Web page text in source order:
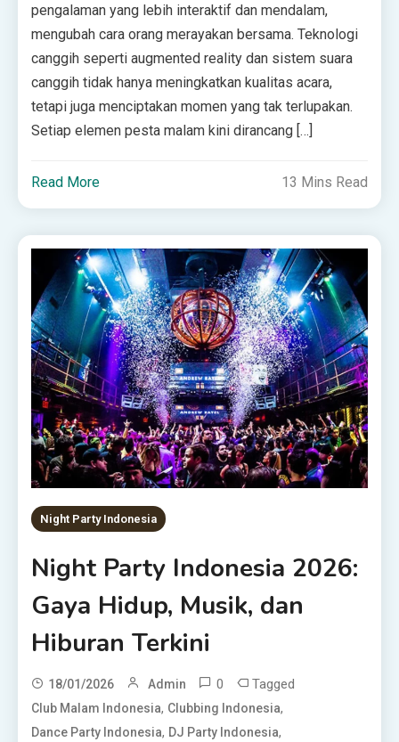
pengalaman yang lebih interaktif dan mendalam,
mengubah cara orang merayakan bersama. Teknologi
canggih seperti augmented reality dan sistem suara
canggih tidak hanya meningkatkan kualitas acara,
tetapi juga menciptakan momen yang tak terlupakan.
Setiap elemen pesta malam kini dirancang […]
Read More 13 Mins Read
Night Party Indonesia
Night Party Indonesia 2026:
Gaya Hidup, Musik, dan
Hiburan Terkini
18/01/2026 Admin 0 Tagged
Club Malam Indonesia, Clubbing Indonesia,
Dance Party Indonesia, DJ Party Indonesia,